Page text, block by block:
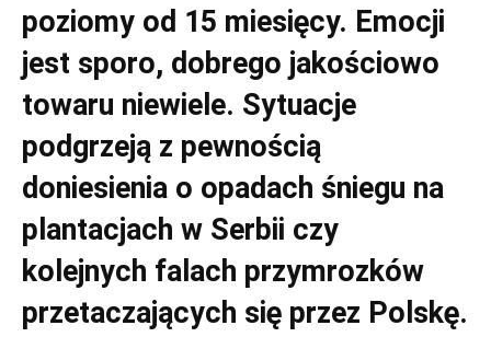
poziomy od 15 miesięcy. Emocji
jest sporo, dobrego jakościowo
towaru niewiele. Sytuacje
podgrzeją z pewnością
doniesienia o opadach śniegu na
plantacjach w Serbii czy
kolejnych falach przymrozków
przetaczających się przez Polskę.